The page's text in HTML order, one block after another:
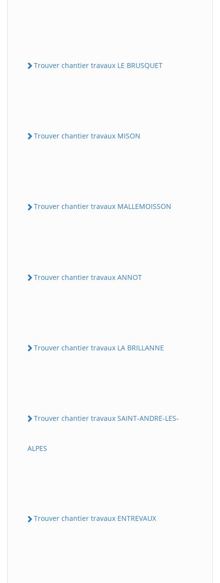
Trouver chantier travaux LE BRUSQUET
Trouver chantier travaux MISON
Trouver chantier travaux MALLEMOISSON
Trouver chantier travaux ANNOT
Trouver chantier travaux LA BRILLANNE
Trouver chantier travaux SAINT-ANDRE-LES-
ALPES
Trouver chantier travaux ENTREVAUX